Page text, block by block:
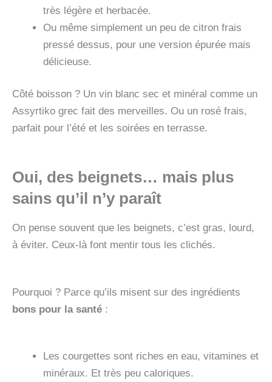
très légère et herbacée.
Ou même simplement un peu de citron frais
pressé dessus, pour une version épurée mais
délicieuse.
Côté boisson ? Un vin blanc sec et minéral comme un
Assyrtiko grec fait des merveilles. Ou un rosé frais,
parfait pour l’été et les soirées en terrasse.
Oui, des beignets… mais plus
sains qu’il n’y paraît
On pense souvent que les beignets, c’est gras, lourd,
à éviter. Ceux-là font mentir tous les clichés.
Pourquoi ? Parce qu’ils misent sur des ingrédients
bons pour la santé :
Les courgettes sont riches en eau, vitamines et
minéraux. Et très peu caloriques.